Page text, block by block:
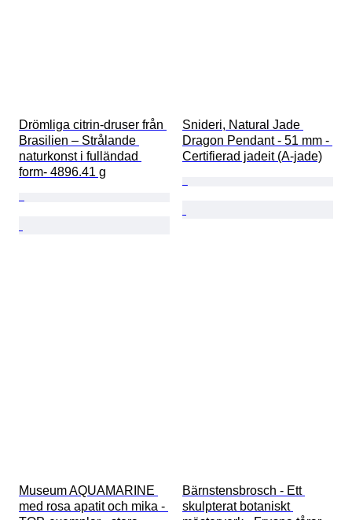
Drömliga citrin-druser från
Brasilien – Strålande
naturkonst i fulländad
form- 4896.41 g
Snideri, Natural Jade
Dragon Pendant - 51 mm -
Certifierad jadeit (A-jade)
Museum AQUAMARINE
med rosa apatit och mika -
Bärnstensbrosch - Ett
skulpterat botaniskt